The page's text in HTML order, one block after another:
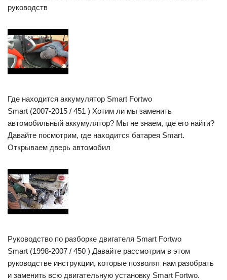
руководств
Где находится аккумулятор Smart Fortwo
Smart (2007-2015 / 451 ) Хотим ли мы заменить
автомобильный аккумулятор? Мы не знаем, где его найти?
Давайте посмотрим, где находится батарея Smart.
Открываем дверь автомобил
Руководство по разборке двигателя Smart Fortwo
Smart (1998-2007 / 450 ) Давайте рассмотрим в этом
руководстве инструкции, которые позволят нам разобрать
и заменить всю двигательную установку Smart Fortwo.